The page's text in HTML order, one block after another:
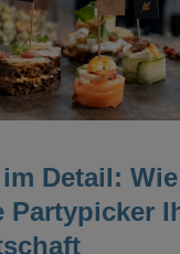
Detail: Wie
Partypicker